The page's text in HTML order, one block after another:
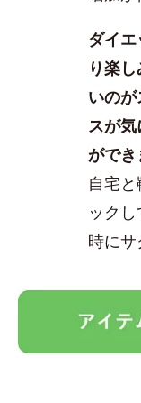
ダイ
り楽
いの
スが
ができ
自宅
ック
時にサ